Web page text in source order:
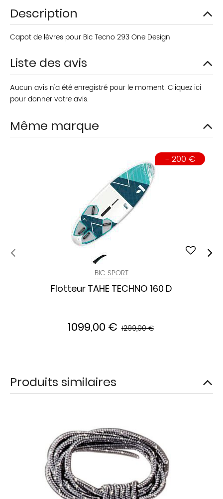
Description
Capot de lèvres pour Bic Tecno 293 One Design
Liste des avis
Aucun avis n'a été enregistré pour le moment. Cliquez ici
pour donner votre avis.
Même marque
- 200 €
BIC SPORT
Flotteur TAHE TECHNO 160 D
1099,00 € 1299,00 €
Produits similaires